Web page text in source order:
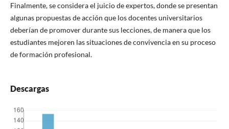
Finalmente, se considera el juicio de expertos, donde se presentan
algunas propuestas de acción que los docentes universitarios
deberían de promover durante sus lecciones, de manera que los
estudiantes mejoren las situaciones de convivencia en su proceso
de formación profesional.
Descargas